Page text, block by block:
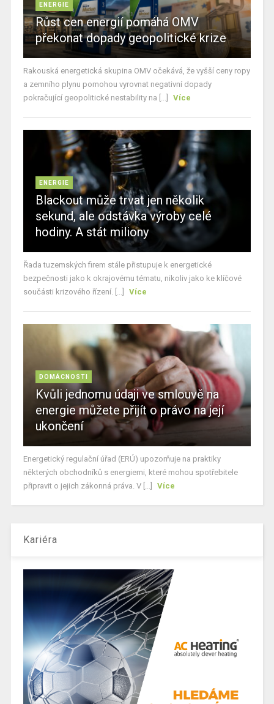
ENERGIE
Růst cen energií pomáhá OMV
překonat dopady geopolitické krize
Rakouská energetická skupina OMV očekává, že vyšší ceny ropy
a zemního plynu pomohou vyrovnat negativní dopady
pokračující geopolitické nestability na [...]
Více
ENERGIE
Blackout může trvat jen několik
sekund, ale odstávka výroby celé
hodiny. A stát miliony
Řada tuzemských firem stále přistupuje k energetické
bezpečnosti jako k okrajovému tématu, nikoliv jako ke klíčové
součásti krizového řízení. [...]
Více
DOMÁCNOSTI
Kvůli jednomu údaji ve smlouvě na
energie můžete přijít o právo na její
ukončení
Energetický regulační úřad (ERÚ) upozorňuje na praktiky
některých obchodníků s energiemi, které mohou spotřebitele
připravit o jejich zákonná práva. V [...]
Více
Kariéra